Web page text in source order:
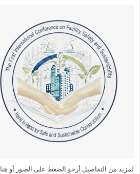
لمزيد من التفاصيل أرجو الضعط على الصور أو هنا